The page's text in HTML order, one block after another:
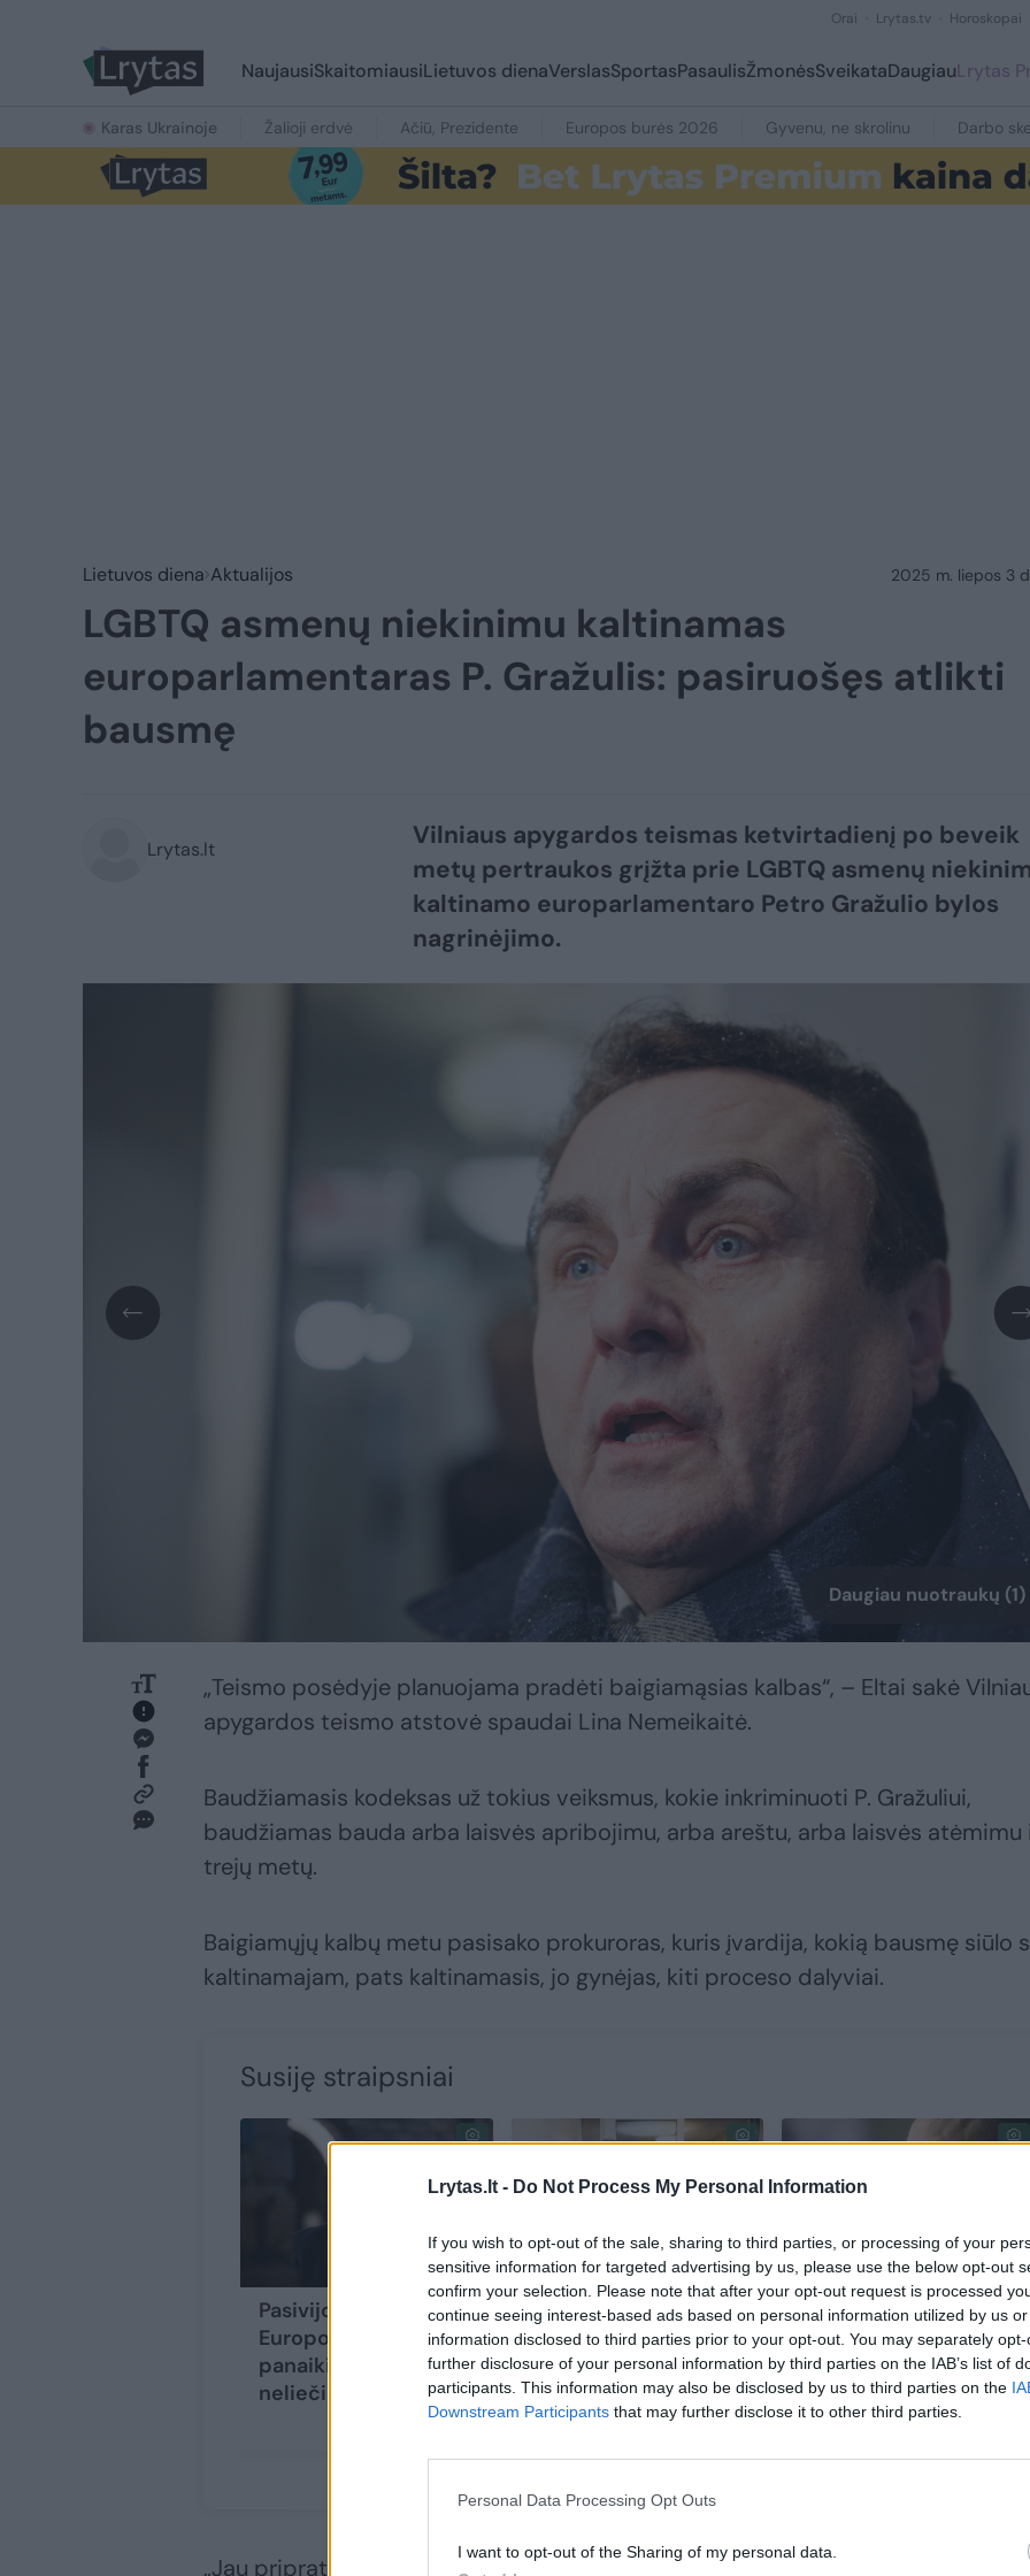
Lrytas.lt - Do Not Process My Personal Information
If you wish to opt-out of the sale, sharing to third parties, or processing of your
sensitive information for targeted advertising by us, please use the below opt-out
confirm your selection. Please note that after your opt-out request is processed
continue seeing interest-based ads based on personal information utilized by us
information disclosed to third parties prior to your opt-out. You may separately
further disclosure of your personal information by third parties on the IAB’s list of
participants. This information may also be disclosed by us to third parties on the
Downstream Participants that may further disclose it to other third parties.
Personal Data Processing Opt Outs
I want to opt-out of the Sharing of my personal data.
Orai Lrytas.tv Horoskopai
NaujausiSkaitomiausiLietuvos dienaVerslasSportasPasaulisŽmonėsSveikataDaugiauLrytas
Karas Ukrainoje Žalioji erdvė Ačiū, Prezidente Europos burės 2026 Gyvenu, ne skrolinu Darbo
Lietuvos diena Aktualijos 2025 m. liepos 3
LGBTQ asmenų niekinimu kaltinamas
europarlamentaras P. Gražulis: pasiruošęs atlikti
bausmę
Lrytas.lt
Vilniaus apygardos teismas ketvirtadienį po beveik
metų pertraukos grįžta prie LGBTQ asmenų
kaltinamo europarlamentaro Petro Gražulio bylos
nagrinėjimo.
Daugiau nuotraukų (1)
„Teismo posėdyje planuojama pradėti baigiamąsias kalbas“, – Eltai sakė
apygardos teismo atstovė spaudai Lina Nemeikaitė.
Baudžiamasis kodeksas už tokius veiksmus, kokie inkriminuoti P. Gražuliui,
baudžiamas bauda arba laisvės apribojimu, arba areštu, arba laisvės atėmimu
trejų metų.
Baigiamųjų kalbų metu pasisako prokuroras, kuris įvardija, kokią bausmę siūlo
kaltinamajam, pats kaltinamasis, jo gynėjas, kiti proceso dalyviai.
Susiję straipsniai
Pasivijo ir Briuselyje:
Europos Parlamentas
panaikino P. Gražulio
neliečiamybę
(17)
Sugrįžimas iš
Briuselio į Vilnių P.
Gražuliui apkarto:
prie Seimo pateko į
avariją(1)
Teismas prie LGBTQ
asmenų niekinimu
kaltinamo P. Gražulio
bylos grįš liepą
„Jau pripratęs prie teismų, nuo sovietmečio esu teisiamas, persekiojamas.